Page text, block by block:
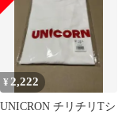
¥2,222
UNICRON チリチリTシ